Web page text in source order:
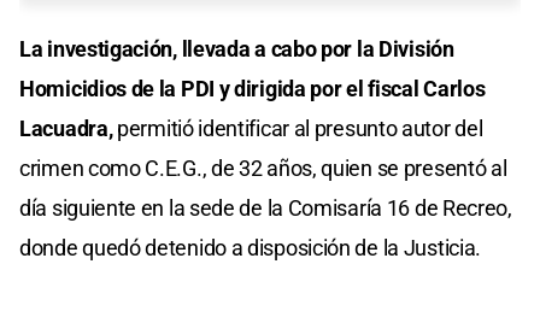
La investigación, llevada a cabo por la División
Homicidios de la PDI y dirigida por el fiscal Carlos
Lacuadra,permitió identificar al presunto autor del
crimen como C.E.G., de 32 años, quien se presentó al
día siguiente en la sede de la Comisaría 16 de Recreo,
donde quedó detenido a disposición de la Justicia.